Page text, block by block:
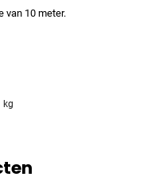
van 10 meter.
kg